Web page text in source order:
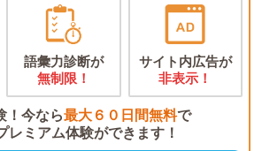
語彙力診断が
無制限！
サイト内広告が
非表示！
！今なら最大６０日間無料で
レミアム体験ができます！